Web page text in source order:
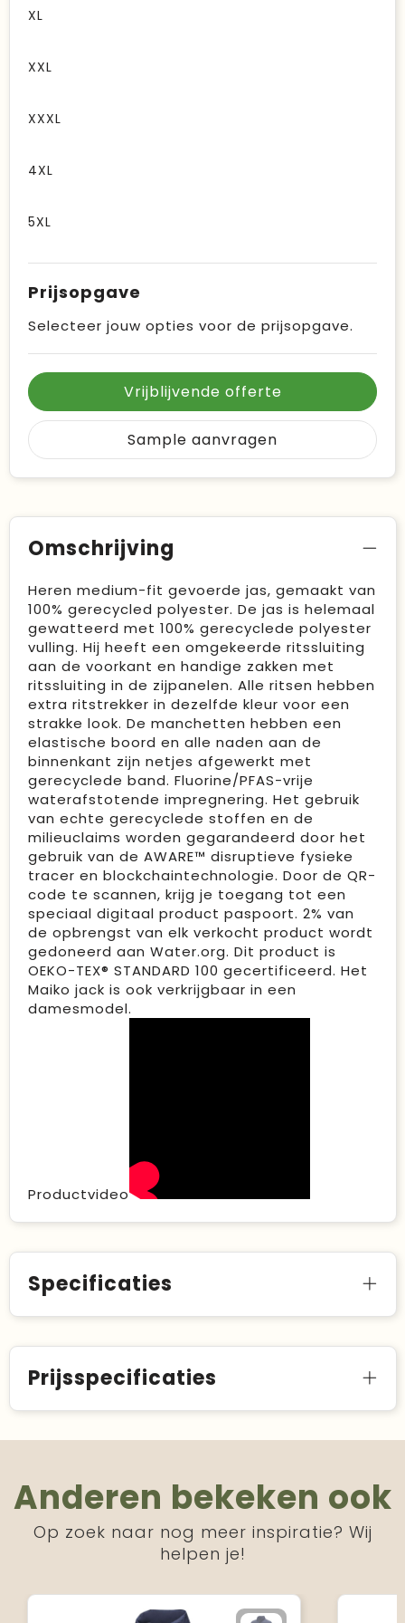
XL
XXL
XXXL
4XL
5XL
Prijsopgave
Selecteer jouw opties voor de prijsopgave.
Vrijblijvende offerte
Sample aanvragen
Omschrijving
Heren medium-fit gevoerde jas, gemaakt van
100% gerecycled polyester. De jas is helemaal
gewatteerd met 100% gerecyclede polyester
vulling. Hij heeft een omgekeerde ritssluiting
aan de voorkant en handige zakken met
ritssluiting in de zijpanelen. Alle ritsen hebben
extra ritstrekker in dezelfde kleur voor een
strakke look. De manchetten hebben een
elastische boord en alle naden aan de
binnenkant zijn netjes afgewerkt met
gerecyclede band. Fluorine/PFAS-vrije
waterafstotende impregnering. Het gebruik
van echte gerecyclede stoffen en de
milieuclaims worden gegarandeerd door het
gebruik van de AWARE™ disruptieve fysieke
tracer en blockchaintechnologie. Door de QR-
code te scannen, krijg je toegang tot een
speciaal digitaal product paspoort. 2% van
de opbrengst van elk verkocht product wordt
gedoneerd aan Water.org. Dit product is
OEKO-TEX® STANDARD 100 gecertificeerd. Het
Maiko jack is ook verkrijgbaar in een
damesmodel.
Productvideo
Specificaties
Prijsspecificaties
Anderen bekeken ook
Op zoek naar nog meer inspiratie? Wij
helpen je!